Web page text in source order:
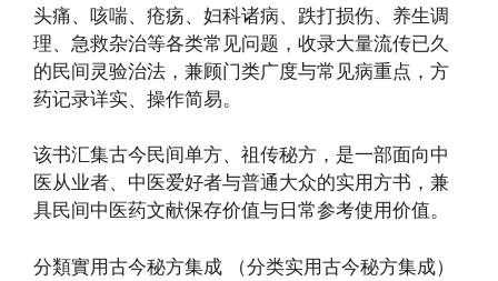
头痛、咳喘、疮疡、妇科诸病、跌打损伤、养生调
理、急救杂治等各类常见问题，收录大量流传已久
的民间灵验治法，兼顾门类广度与常见病重点，方
药记录详实、操作简易。
该书汇集古今民间单方、祖传秘方，是一部面向中
医从业者、中医爱好者与普通大众的实用方书，兼
具民间中医药文献保存价值与日常参考使用价值。
分類實用古今秘方集成 （分类实用古今秘方集成）